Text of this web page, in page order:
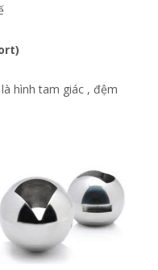
hình tam giác , đệm